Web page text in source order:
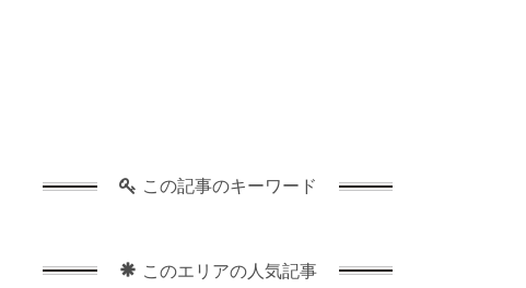
この記事のキーワード
このエリアの人気記事